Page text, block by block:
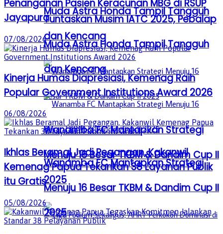
Muda Astra Honda Tampil Tangguh
dan Kencang
Wanamba FC Mantapkan Strategi
Menuju 16 Besar TKBM & Dandim Cup II
2025
Tuntaskan Musim IATC 2025, Pebalap
Muda Astra Honda Tampil Tangguh
dan Kencang
Wanamba FC Mantapkan Strategi
Menuju 16 Besar TKBM & Dandim Cup II
2025
Penanganan Pasien Keracunan MBG di RSUP
Jayapura
07/08/2026
Kinerja Humas Diapresiasi, Kemenag Raih
Popular Government Institutions Award 2026
06/08/2026
Ikhlas Beramal Jadi Pegangan, Kakanwil
Kemenag Papua Tekankan 38 Layanan Publik
itu Gratis
05/08/2026